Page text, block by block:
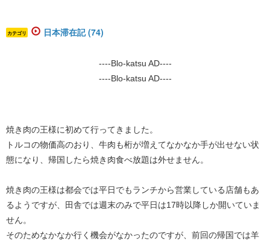
カテゴリ 日本滞在記 (74)
----Blo-katsu AD----
----Blo-katsu AD----
焼き肉の王様に初めて行ってきました。
トルコの物価高のおり、牛肉も桁が増えてなかなか手が出せない状
態になり、帰国したら焼き肉食べ放題は外せません。
焼き肉の王様は都会では平日でもランチから営業している店舗もあ
るようですが、田舎では週末のみで平日は17時以降しか開いていま
せん。
そのためなかなか行く機会がなかったのですが、前回の帰国では羊